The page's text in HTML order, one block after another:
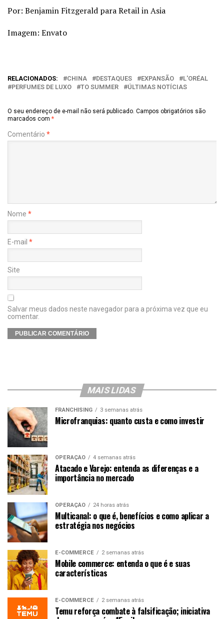
Por: Benjamin Fitzgerald para Retail in Asia
Imagem: Envato
RELACIONADOS: CHINA DESTAQUES EXPANSÃO
L'ORÉAL
PERFUMES DE LUXO
TO SUMMER ÚLTIMAS NOTÍCIAS
O seu endereço de e-mail não será publicado. Campos obrigatórios são
marcados com *
Comentário *
Nome *
E-mail *
Site
Salvar meus dados neste navegador para a próxima vez que eu
comentar.
MAIS LIDAS
FRANCHISING 3 semanas atrás
Microfranquias: quanto custa e como investir
OPERAÇÃO 4 semanas atrás
Atacado e Varejo: entenda as diferenças e a
importância no mercado
OPERAÇÃO 24 horas atrás
Multicanal: o que é, benefícios e como aplicar a
estratégia nos negócios
E-COMMERCE 2 semanas atrás
Mobile commerce: entenda o que é e suas
características
E-COMMERCE 2 semanas atrás
Temu reforça combate à falsificação; iniciativa